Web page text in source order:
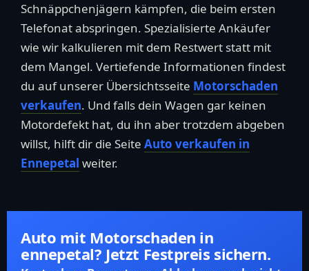
Schnäppchenjägern kämpfen, die beim ersten
Telefonat abspringen. Spezialisierte Ankäufer
wie wir kalkulieren mit dem Restwert statt mit
dem Mangel. Vertiefende Informationen findest
du auf unserer Übersichtsseite Motorschaden
verkaufen. Und falls dein Wagen gar keinen
Motordefekt hat, du ihn aber trotzdem abgeben
willst, hilft dir die Seite Auto verkaufen in
Ennepetal weiter.
Auto mit Motorschaden in
ennepetal? Jetzt Festpreis sichern.